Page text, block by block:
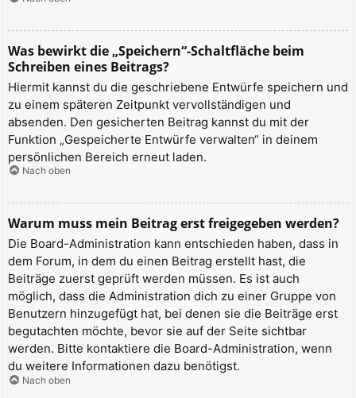
Was bewirkt die „Speichern“-Schaltfläche beim
Schreiben eines Beitrags?
Hiermit kannst du die geschriebene Entwürfe speichern und
zu einem späteren Zeitpunkt vervollständigen und
absenden. Den gesicherten Beitrag kannst du mit der
Funktion „Gespeicherte Entwürfe verwalten“ in deinem
persönlichen Bereich erneut laden.
Nach oben
Warum muss mein Beitrag erst freigegeben werden?
Die Board-Administration kann entschieden haben, dass in
dem Forum, in dem du einen Beitrag erstellt hast, die
Beiträge zuerst geprüft werden müssen. Es ist auch
möglich, dass die Administration dich zu einer Gruppe von
Benutzern hinzugefügt hat, bei denen sie die Beiträge erst
begutachten möchte, bevor sie auf der Seite sichtbar
werden. Bitte kontaktiere die Board-Administration, wenn
du weitere Informationen dazu benötigst.
Nach oben